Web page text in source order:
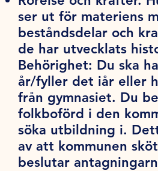
ser ut för materiens
beståndsdelar och
de har utvecklats
Behörighet: Du ska
år/fyller det iår eller
från gymnasiet. Du
folkboförd i den
söka utbildning i.
av att kommunen
beslutar